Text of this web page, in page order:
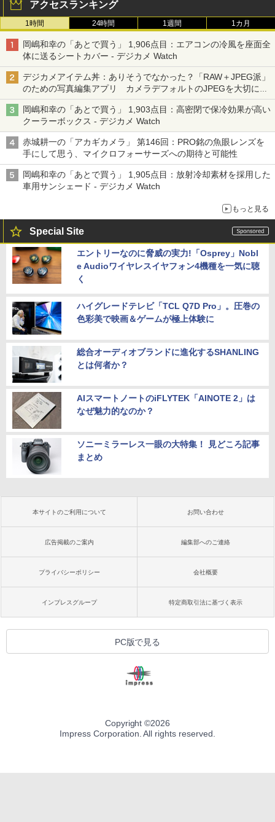
アクセスランキング
1時間 24時間 1週間 1カ月
岡嶋和幸の「あとで買う」 1,906点目：エアコンの冷風を座面全
体に送るシートカバー - デジカメ Watch
デジカメアイテム丼：ありそうでなかった？「RAW＋JPEG派」
のための写真編集アプリ カメラデフォルトのJPEGを大切にす
る「Filmator」
岡嶋和幸の「あとで買う」 1,903点目：高密閉で保冷効果が高い
クーラーボックス - デジカメ Watch
赤城耕一の「アカギカメラ」 第146回：PRO銘の魚眼レンズを
手にして思う、マイクロフォーサーズへの期待と可能性
岡嶋和幸の「あとで買う」 1,905点目：放射冷却素材を採用した
車用サンシェード - デジカメ Watch
もっと見る
Special Site
エントリーなのに脅威の実力!「Osprey」Nobl
e Audioワイヤレスイヤフォン4機種を一気に聴
く
ハイグレードテレビ「TCL Q7D Pro」。圧巻の
色彩美で映画＆ゲームが極上体験に
総合オーディオブランドに進化するSHANLING
とは何者か？
AIスマートノートのiFLYTEK「AINOTE 2」は
なぜ魅力的なのか？
ソニーミラーレス一眼の大特集！ 見どころ記事
まとめ
本サイトのご利用について お問い合わせ
広告掲載のご案内 編集部へのご連絡
プライバシーポリシー 会社概要
インプレスグループ 特定商取引法に基づく表示
PC版で見る
Copyright ©2026
Impress Corporation. All rights reserved.